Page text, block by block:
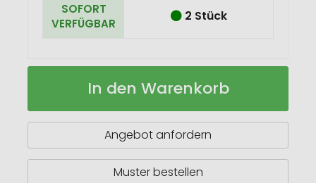
SOFORT
VERFÜGBAR
2 Stück
Prism
RCS
mit
Auf
In den Warenkorb
Angebot anfordern
Muster bestellen